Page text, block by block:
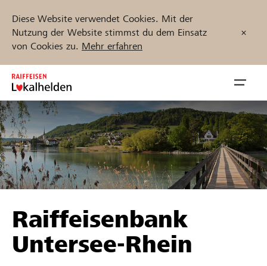
Diese Website verwendet Cookies. Mit der
Nutzung der Website stimmst du dem Einsatz
von Cookies zu. Mehr erfahren
Zum
Inhalt
springen
öffnen
Unterstützen
Hilfe & Support
Projekte und Organisationen finden
Jetzt starten
Raiffeisenbank
Untersee-Rhein